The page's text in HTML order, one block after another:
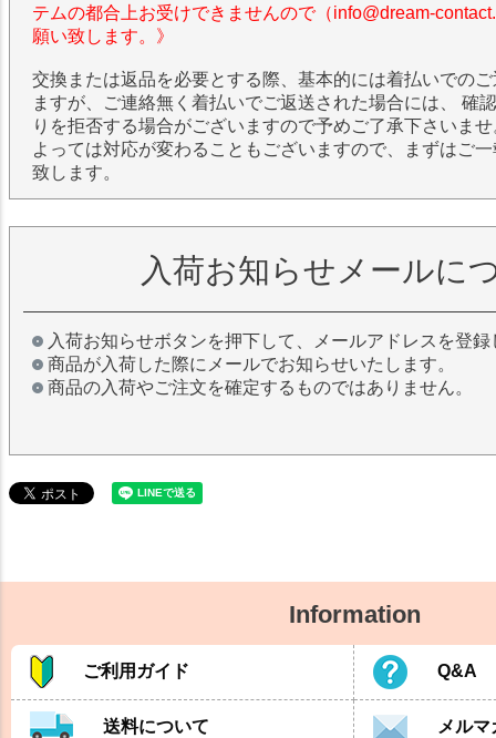
テムの都合上お受けできませんので（info@dream-
願い致します。》
交換または返品を必要とする際、基本的には着払いでの
ますが、ご連絡無く着払いでご返送された場合には、 確
りを拒否する場合がございますので予めご了承下さいま
よっては対応が変わることもございますので、まずはご
致します。
入荷お知らせメールに
入荷お知らせボタンを押下して、メールアドレスを登
商品が入荷した際にメールでお知らせいたします。
商品の入荷やご注文を確定するものではありません。
Information
ご利用ガイド Q&A
送料について メル